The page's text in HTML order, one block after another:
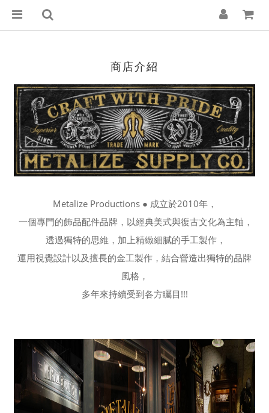
商店介紹
Metalize Productions ● 成立於2010年，
一個專門的飾品配件品牌， 以經典美式與復古文化為主軸，
透過獨特的思維， 加上精緻細膩的手工製作，
運用視覺設計以及擅長的金工製作， 結合營造出獨特的品牌
風格，
多年來持續受到各方矚目!!!